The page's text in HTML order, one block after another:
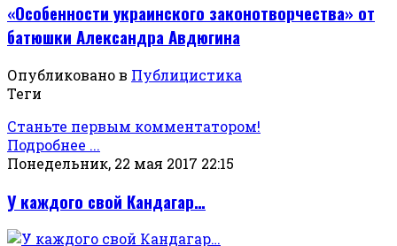
«Особенности украинского законотворчества» от
батюшки Александра Авдюгина
Опубликовано в Публицистика
Теги
Станьте первым комментатором!
Подробнее ...
Понедельник, 22 мая 2017 22:15
У каждого свой Кандагар…